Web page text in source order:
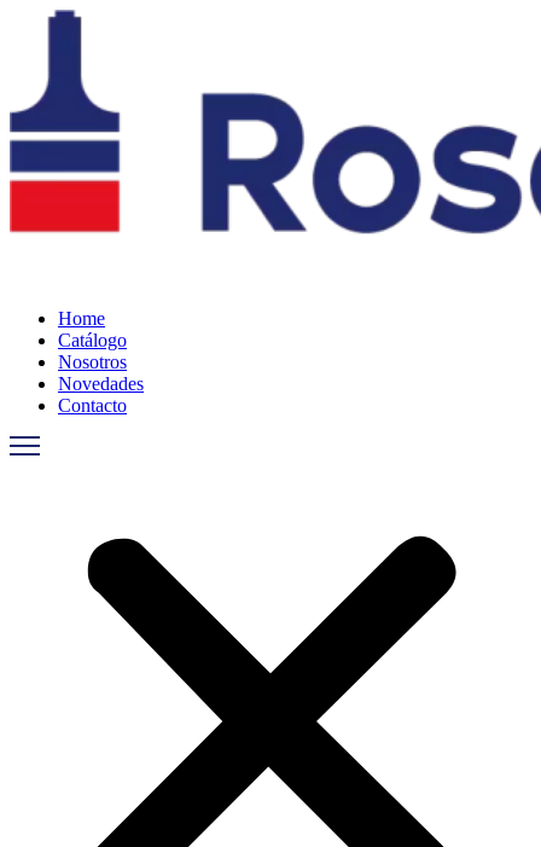
Home
Catálogo
Nosotros
Novedades
Contacto